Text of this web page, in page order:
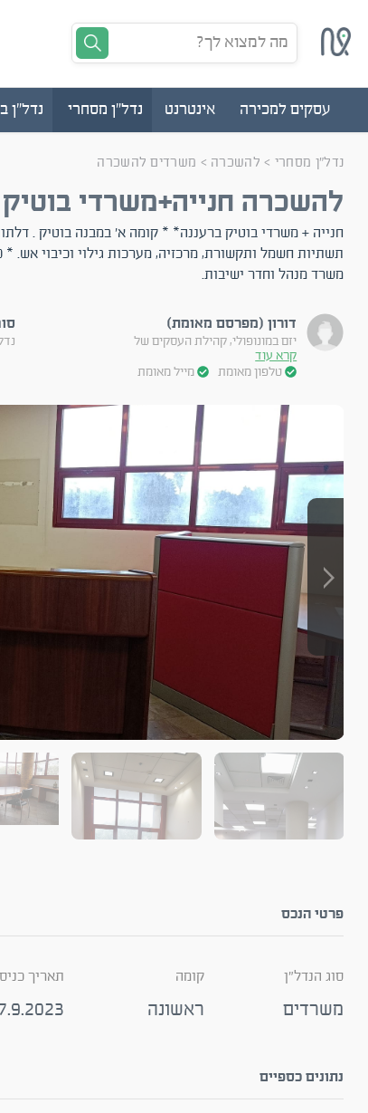
מה למצוא לך?
עסקים למכירה אינטרנט נדל"ן מסחרי נדל"ן
נדל"ן מסחרי > להשכרה > משרדים להשכרה
להשכרה חנייה+משרדי
חנייה + משרדי בוטיק ברעננה* * קומה א' במבנה בוטיק .
משרד מנהל וחדר ישיבות.
דורון (מפרסם מאומת)
יזם במונופולי, קהילת העסקים של
קרא עוד
טלפון מאומת
מייל מאומת
פרטי הנכס
סוג הנדל"ן
משרדים
קומה
ראשונה
תאריך
נתונים כספיים